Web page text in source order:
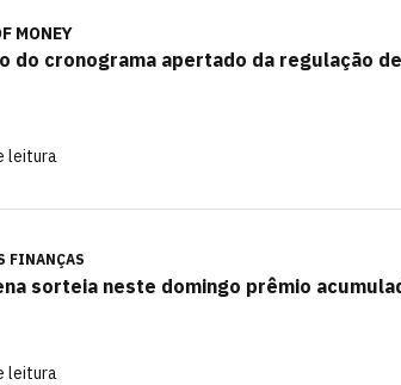
MONEY
do cronograma apertado da regulação
leitura
FINANÇAS
sorteia neste domingo prêmio
leitura